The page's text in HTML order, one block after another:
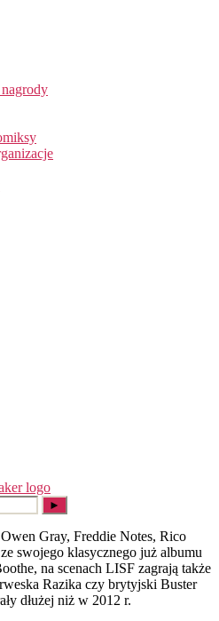
Gray, Freddie Notes, Rico
swojego klasycznego już albumu
na scenach LISF zagrają także
Razika czy brytyjski Buster
dłużej niż w 2012 r.